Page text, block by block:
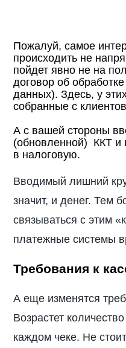
Пожалуй, самое
происходить не
пойдет явно не на
договор об
данных). Здесь, у
собранные с
А с вашей стороны
(обновленной) ККТ и
в налоговую.
Вводимый лишний
значит, и денег. Тем
связываться с этим
платежные системы
Требования к
А еще изменятся
Возрастет
каждом чеке. Не